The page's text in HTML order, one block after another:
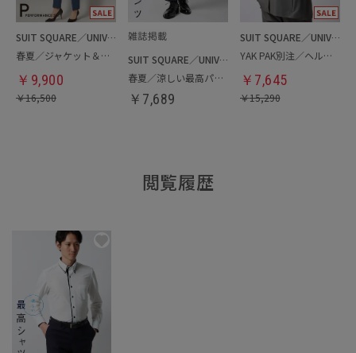
SUIT SQUARE／UNIVERSAL LANGUAGE／WHITE
春夏／ジャケット＆パンツセットアップ／洗濯ネット付き
￥ 9,900
￥16,500
SUIT SQUARE／UNIVERSAL LANGUAGE
春夏／涼しい最高パンツ
￥ 7,689
SUIT SQUARE／UNIVERSAL LANGUAGE
YAK PAK別注／ヘルメットバッグ
￥ 7,645
￥15,290
閲覧履歴